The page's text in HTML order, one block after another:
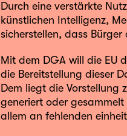
Durch eine verstärkte
künstlichen Intelligenz,
sicherstellen, dass
Mit dem DGA will die EU
die Bereitstellung dieser
Dem liegt die
generiert oder
allem an fehlenden